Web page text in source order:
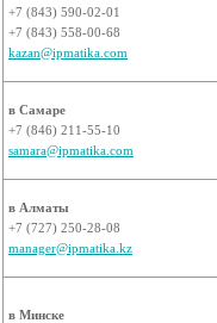
+7 (843) 590-02-01
+7 (843) 558-00-68
kazan@ipmatika.com
в Самаре
+7 (846) 211-55-10
samara@ipmatika.com
в Алматы
+7 (727) 250-28-08
manager@ipmatika.kz
в Минске